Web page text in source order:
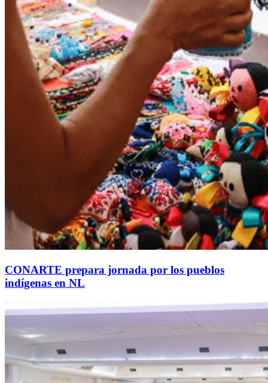
CONARTE prepara jornada por los pueblos
indígenas en NL